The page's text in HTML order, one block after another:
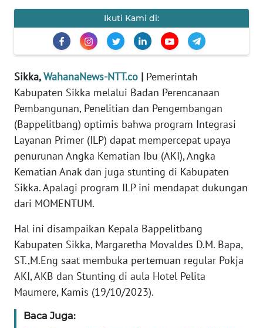
Ikuti Kami di:
Sikka,WahanaNews-NTT.co | Pemerintah
Kabupaten Sikka melalui Badan Perencanaan
Pembangunan, Penelitian dan Pengembangan
(Bappelitbang) optimis bahwa program Integrasi
Layanan Primer (ILP) dapat mempercepat upaya
penurunan Angka Kematian Ibu (AKI), Angka
Kematian Anak dan juga stunting di Kabupaten
Sikka. Apalagi program ILP ini mendapat dukungan
dari MOMENTUM.
Hal ini disampaikan Kepala Bappelitbang
Kabupaten Sikka, Margaretha Movaldes D.M. Bapa,
ST.,M.Eng saat membuka pertemuan regular Pokja
AKI, AKB dan Stunting di aula Hotel Pelita
Maumere, Kamis (19/10/2023).
Baca Juga:
KAMI
PEDOMAN
REDAKSI
KARIR
DISCLAIMER
Wahana
News
Regional
SUMUT
WN
JAKARTA